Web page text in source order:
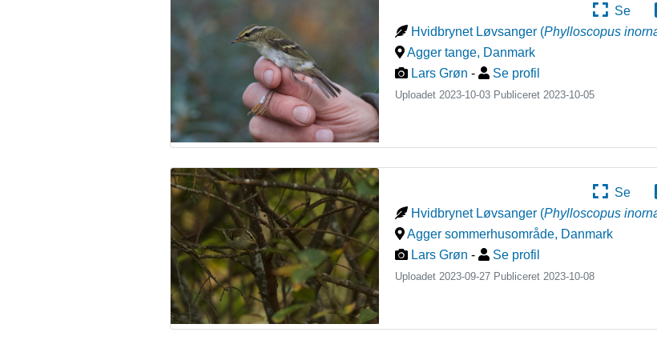
Se
Hvidbrynet Løvsanger (Phylloscopus
Agger tange, Danmark
Lars Grøn - Se profil
Uploadet 2023-10-03 Publiceret 2023-10-05
Se
Hvidbrynet Løvsanger (Phylloscopus
Agger sommerhusområde, Danmark
Lars Grøn - Se profil
Uploadet 2023-09-27 Publiceret 2023-10-08